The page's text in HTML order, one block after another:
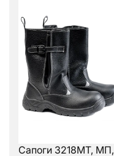
Сапоги 3218МТ, МП,